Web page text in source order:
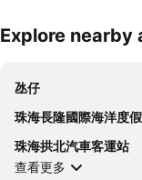
Explore
氹仔
珠海長隆國際海洋度
珠海拱北汽車客運站
查看更多